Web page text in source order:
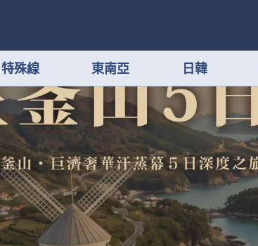
特殊線 東南亞 日韓